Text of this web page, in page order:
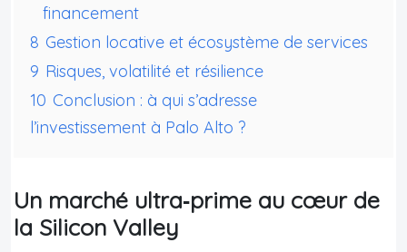
financement
8 Gestion locative et écosystème de services
9 Risques, volatilité et résilience
10 Conclusion : à qui s’adresse
l’investissement à Palo Alto ?
Un marché ultra‑prime au cœur de
la Silicon Valley